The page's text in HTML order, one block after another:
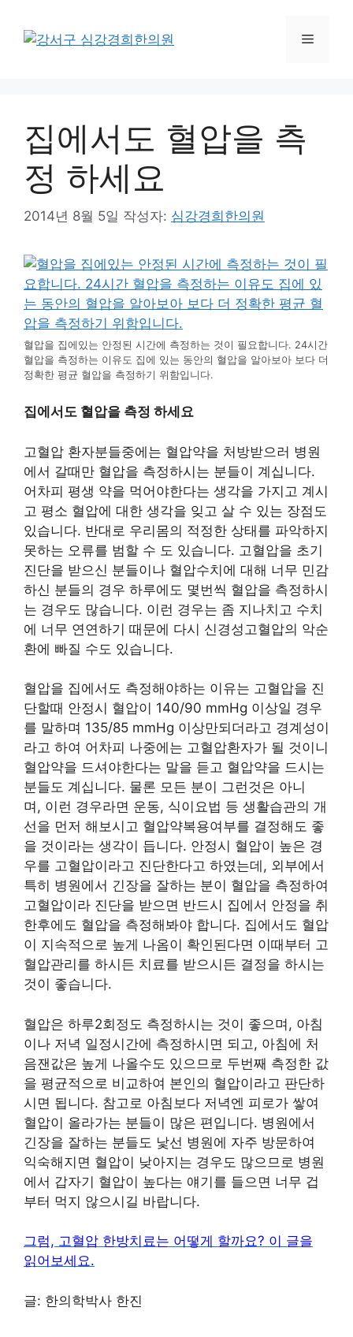
메
집에서도 혈압을 측
정 하세요
2014년 8월 5일 작성자: 심강경희한의원
혈압을 집에있는 안정된 시간에 측정하는 것이 필요합니다. 24시간
혈압을 측정하는 이유도 집에 있는 동안의 혈압을 알아보아 보다 더
정확한 평균 혈압을 측정하기 위함입니다.
집에서도 혈압을 측정 하세요
고혈압 환자분들중에는 혈압약을 처방받으러 병원
에서 갈때만 혈압을 측정하시는 분들이 계십니다.
어차피 평생 약을 먹어야한다는 생각을 가지고 계시
고 평소 혈압에 대한 생각을 잊고 살 수 있는 장점도
있습니다. 반대로 우리몸의 적정한 상태를 파악하지
못하는 오류를 범할 수 도 있습니다. 고혈압을 초기
진단을 받으신 분들이나 혈압수치에 대해 너무 민감
하신 분들의 경우 하루에도 몇번씩 혈압을 측정하시
는 경우도 많습니다. 이런 경우는 좀 지나치고 수치
에 너무 연연하기 때문에 다시 신경성고혈압의 악순
환에 빠질 수도 있습니다.
혈압을 집에서도 측정해야하는 이유는 고혈압을 진
단할때 안정시 혈압이 140/90 mmHg 이상일 경우
를 말하며 135/85 mmHg 이상만되더라고 경계성이
라고 하여 어차피 나중에는 고혈압환자가 될 것이니
혈압약을 드셔야한다는 말을 듣고 혈압약을 드시는
분들도 계십니다. 물론 모든 분이 그런것은 아니
며, 이런 경우라면 운동, 식이요법 등 생활습관의 개
선을 먼저 해보시고 혈압약복용여부를 결정해도 좋
을 것이라는 생각이 듭니다. 안정시 혈압이 높은 경
우를 고혈압이라고 진단한다고 하였는데, 외부에서
특히 병원에서 긴장을 잘하는 분이 혈압을 측정하여
고혈압이라 진단을 받으면 반드시 집에서 안정을 취
한후에도 혈압을 측정해봐야 합니다. 집에서도 혈압
이 지속적으로 높게 나옴이 확인된다면 이때부터 고
혈압관리를 하시든 치료를 받으시든 결정을 하시는
것이 좋습니다.
혈압은 하루2회정도 측정하시는 것이 좋으며, 아침
이나 저녁 일정시간에 측정하시면 되고, 아침에 처
음잰값은 높게 나올수도 있으므로 두번째 측정한 값
을 평균적으로 비교하여 본인의 혈압이라고 판단하
시면 됩니다. 참고로 아침보다 저녁엔 피로가 쌓여
혈압이 올라가는 분들이 많은 편입니다. 병원에서
긴장을 잘하는 분들도 낯선 병원에 자주 방문하여
익숙해지면 혈압이 낮아지는 경우도 많으므로 병원
에서 갑자기 혈압이 높다는 얘기를 들으면 너무 겁
부터 먹지 않으시길 바랍니다.
그럼, 고혈압 한방치료는 어떻게 할까요? 이 글을
읽어보세요.
글: 한의학박사 한진